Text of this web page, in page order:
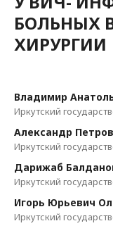
БОЛЬНЫХ
ХИРУРГИИ
Владимир
Иркутский
Александр
Иркутский
Дарижаб
Иркутский
Игорь Юрьевич
Иркутский